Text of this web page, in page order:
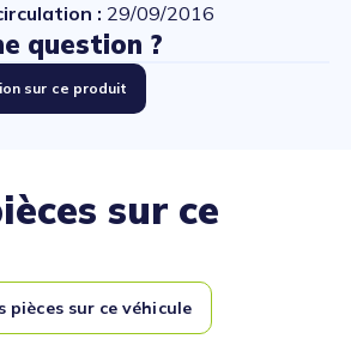
: 29/09/2016
question ?
sur ce produit
sur ce
pièces sur ce véhicule